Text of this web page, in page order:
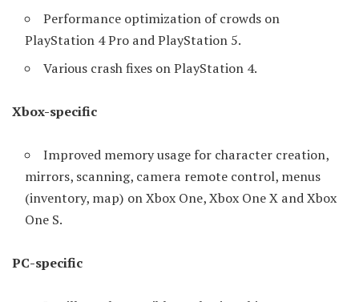
Performance optimization of crowds on
PlayStation 4 Pro and PlayStation 5.
Various crash fixes on PlayStation 4.
Xbox-specific
Improved memory usage for character creation,
mirrors, scanning, camera remote control, menus
(inventory, map) on Xbox One, Xbox One X and Xbox
One S.
PC-specific